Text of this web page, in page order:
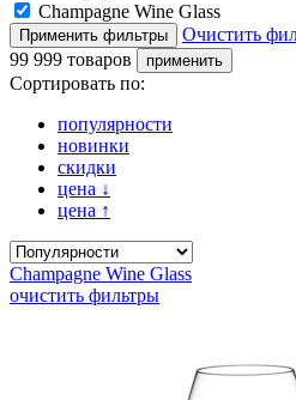
Champagne Wine Glass
Очистить
99 999 товаров
Сортировать по:
популярности
новинки
скидки
цена ↓
цена ↑
Champagne Wine Glass
очистить фильтры